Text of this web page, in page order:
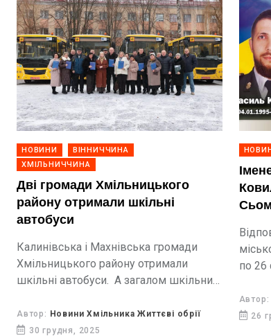
НОВИНИ
ВІННИЧЧИНА
ХМІЛЬНИЧЧИНА
Дві громади Хмільницького
району отримали шкільні
автобуси
Калинівська і Махнівська громади
Хмільницького району отримали
шкільні автобуси. А загалом шкільний
дев'ять громад Вінниччини.
Автор: Новини Хмільника Життєві обрії
30 грудня, 2025
по 26
Автор:
26